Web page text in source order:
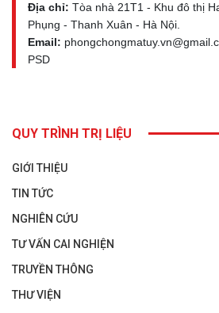
Địa chỉ: Tòa nhà 21T1 - Khu đô thị
Phụng - Thanh Xuân - Hà Nội.
Email:
PSD
QUY TRÌNH TRỊ LIỆU
GIỚI THIỆU
TIN TỨC
NGHIÊN CỨU
TƯ VẤN CAI NGHIỆN
TRUYỀN THÔNG
THƯ VIỆN